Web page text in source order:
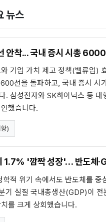
뉴스
안착... 국내 증시 시총
기업 가치 제고 정책(밸류업)
선을 돌파하고, 국내 증시 시
. 삼성전자와 SK하이닉스 등 대
했습니다.
)
1.7% '깜짝 성장'… 반도체
학적 위기 속에서도 반도체를 중
기 실질 국내총생산(GDP)이 전
를 크게 상회했습니다.